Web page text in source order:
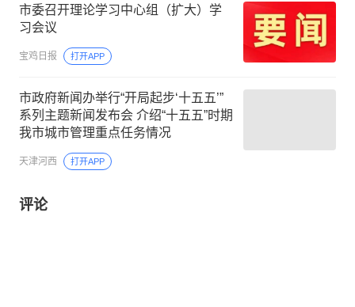
市委召开理论学习中心组（扩大）学
习会议
宝鸡日报 打开APP
市政府新闻办举行“开局起步‘十五五’”
系列主题新闻发布会 介绍“十五五”时期
我市城市管理重点任务情况
天津河西 打开APP
评论